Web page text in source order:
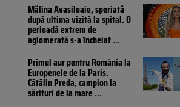
Mălina Avasiloaie, speriată
după ultima vizită la spital. O
perioadă extrem de
aglomerată s-a încheiat...
Primul aur pentru România la
Europenele de la Paris.
Cătălin Preda, campion la
sărituri de la mare...